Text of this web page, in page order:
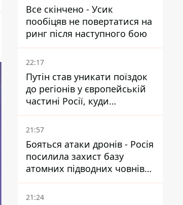
Все скінчено - Усик
пообіцяв не повертатися на
ринг після наступного бою
22:17
Путін став уникати поїздок
до регіонів у європейській
частині Росії, куди
регулярно долітають дрони
21:57
Бояться атаки дронів - Росія
посилила захист базу
атомних підводних човнів
за 7400 км від України
21:24